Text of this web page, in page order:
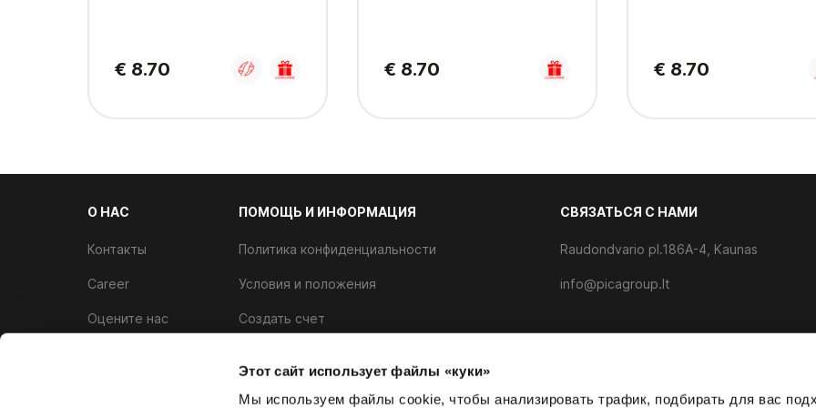
Этот сайт использует файлы «куки»
Мы используем файлы cookie, чтобы анализировать трафик, подбирать для вас
€ 8.70 € 8.70 € 8.70
О НАС
Контакты
Career
Оцените нас
ПОМОЩЬ И ИНФОРМАЦИЯ
Политика конфиденциальности
Условия и положения
Создать счет
CВЯЗАТЬСЯ С НАМИ
Raudondvario pl.186A-4, Kaunas
info@picagroup.lt